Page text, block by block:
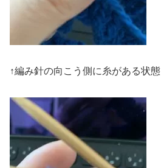
↑編み針の向こう側に糸がある状態